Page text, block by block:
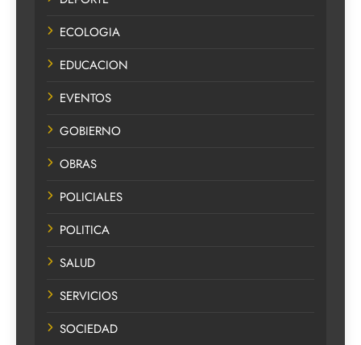
ECOLOGIA
EDUCACION
EVENTOS
GOBIERNO
OBRAS
POLICIALES
POLITICA
SALUD
SERVICIOS
SOCIEDAD